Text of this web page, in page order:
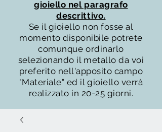
gioiello nel paragrafo
descrittivo.
Se il gioiello non fosse al
momento disponibile potrete
comunque ordinarlo
selezionando il metallo da voi
preferito nell'apposito campo
"Materiale" ed il gioiello verrà
realizzato in 20-25 giorni.